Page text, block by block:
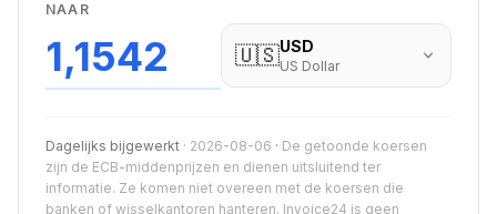
NAAR
1,1542 🇺🇸USD
US Dollar
Dagelijks bijgewerkt · 2026-08-06 · De getoonde koersen
zijn de ECB-middenprijzen en dienen uitsluitend ter
informatie. Ze komen niet overeen met de koersen die
banken of wisselkantoren hanteren. Invoice24 is geen